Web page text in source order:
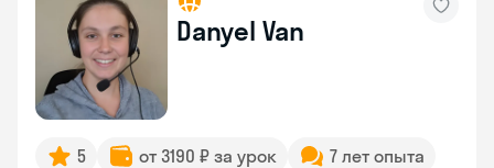
Danyel Van
5 от 3190 ₽ за урок
7 лет опыта